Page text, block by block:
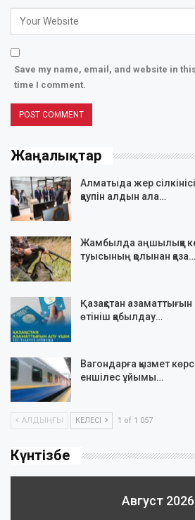
Save my name, email, and website in
time I comment.
Жаңалықтар
Алматыда жер
қаупін алдын ала…
Жамбылда аңшылыққа
туысының қолынан қаза…
Қазақстан азаматтығын
өтініш қабылдау…
Вагондарға қызмет
еншілес ұйымы…
АЛДЫҢҒЫ КЕЛЕСІ 1 of 1 057
Күнтізбе
Август 2026